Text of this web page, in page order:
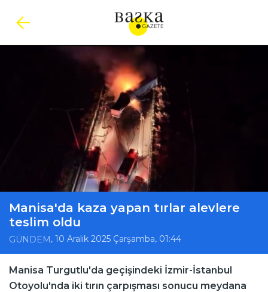
Manisa'da kaza yapan tırlar alevlere
teslim oldu
GÜNDEM, 10 Aralık 2025 Çarşamba, 01:44
Manisa Turgutlu'da geçişindeki İzmir-İstanbul
Otoyolu'nda iki tırın çarpışması sonucu meydana